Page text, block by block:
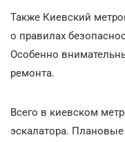
Также Киевский
о правилах
Особенно
ремонта.
Всего в киевском
эскалатора.